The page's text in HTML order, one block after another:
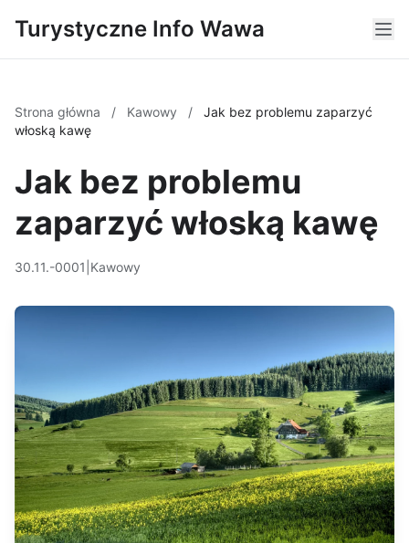
Turystyczne Info Wawa
Strona główna / Kawowy /
Jak bez problemu zaparzyć
włoską kawę
Jak bez problemu
zaparzyć włoską kawę
30.11.-0001 Kawowy